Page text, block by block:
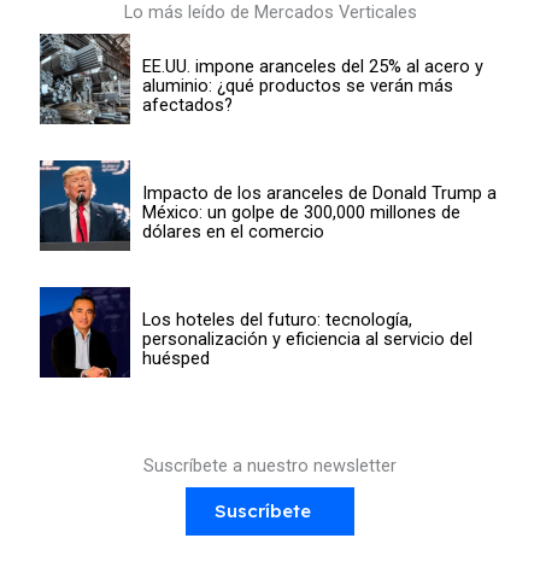
Lo más leído de Mercados Verticales
EE.UU. impone aranceles del 25% al acero y
aluminio: ¿qué productos se verán más
afectados?
Impacto de los aranceles de Donald Trump a
México: un golpe de 300,000 millones de
dólares en el comercio
Los hoteles del futuro: tecnología,
personalización y eficiencia al servicio del
huésped
Suscríbete a nuestro newsletter
Suscríbete